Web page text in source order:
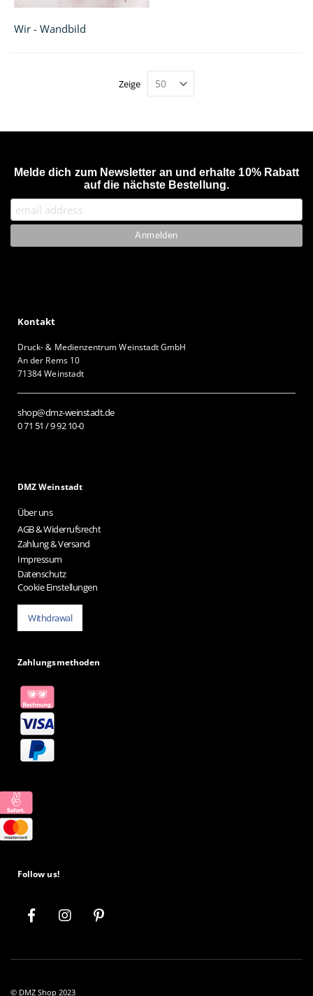
Wir - Wandbild
Zeige
Melde dich zum Newsletter an und erhalte 10% Rabatt
auf die nächste Bestellung.
Kontakt
Druck- & Medienzentrum Weinstadt GmbH
An der Rems 10
71384 Weinstadt
shop@dmz-weinstadt.de
0 71 51 / 9 92 10-0
DMZ Weinstadt
Über uns
AGB & Widerrufsrecht
Zahlung & Versand
Impressum
Datenschutz
Cookie Einstellungen
Withdrawal
Zahlungsmethoden
Follow us!
© DMZ Shop 2023